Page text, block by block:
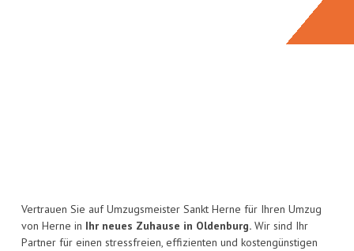
Vertrauen Sie auf Umzugsmeister Sankt Herne für Ihren Umzug
von Herne in Ihr neues Zuhause in Oldenburg. Wir sind Ihr
Partner für einen stressfreien, effizienten und kostengünstigen